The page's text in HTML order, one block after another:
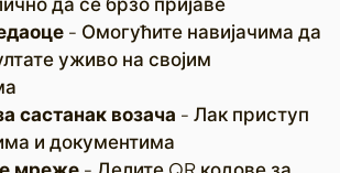
- Омогућите навијачима да
уживо на својим
састанак возача - Лак приступ
и документима